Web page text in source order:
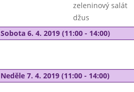
zeleninový salát
džus
Sobota 6. 4. 2019 (11:00 - 14:00)
Neděle 7. 4. 2019 (11:00 - 14:00)